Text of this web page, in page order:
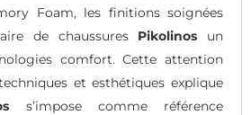
Foam, les finitions soignées
de chaussuresPikolinos un
comfort. Cette attention
et esthétiques explique
s’impose comme référence